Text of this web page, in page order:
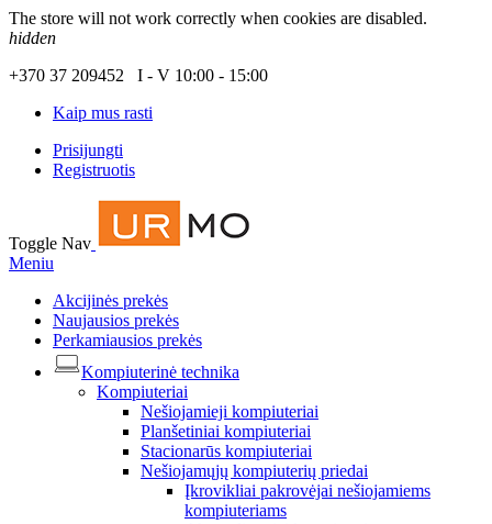
The store will not work correctly when cookies are disabled.
hidden
+370 37 209452 I - V 10:00 - 15:00
Kaip mus rasti
Prisijungti
Registruotis
Toggle Nav
Meniu
Akcijinės prekės
Naujausios prekės
Perkamiausios prekės
Kompiuterinė technika
Kompiuteriai
Nešiojamieji kompiuteriai
Planšetiniai kompiuteriai
Stacionarūs kompiuteriai
Nešiojamųjų kompiuterių priedai
Įkrovikliai pakrovėjai nešiojamiems
kompiuteriams